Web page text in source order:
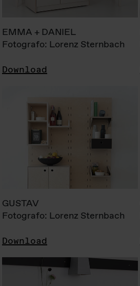
EMMA + DANIEL
Fotografo: Lorenz Sternbach
Download
GUSTAV
Fotografo: Lorenz Sternbach
Download